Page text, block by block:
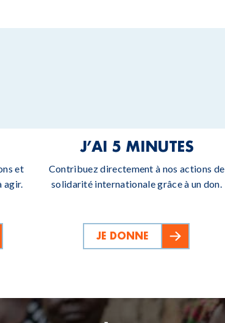
et
agir.
J’AI 5 MINUTES
Contribuez directement à nos actions de
solidarité internationale grâce à un don.
JE DONNE